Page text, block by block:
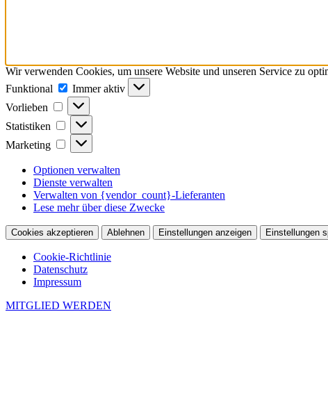
Wir verwenden Cookies, um unsere Website und unseren Service zu
Funktional
Funktional
Immer aktiv
Vorlieben
Vorlieben
Statistiken Statistiken
Marketing Marketing
Optionen verwalten
Dienste verwalten
Verwalten von {vendor_count}-Lieferanten
Lese mehr über diese Zwecke
Cookies akzeptieren Ablehnen Einstellungen anzeigen Einstellungen
Cookie-Richtlinie
Datenschutz
Impressum
MITGLIED WERDEN